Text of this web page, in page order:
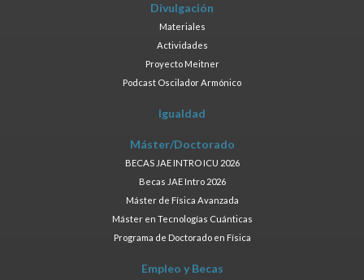
Divulgación
Materiales
Actividades
Proyecto Meitner
Podcast Oscilador Armónico
Igualdad
Máster/Doctorado
BECAS JAE INTRO ICU 2026
Becas JAE Intro 2026
Máster de Física Avanzada
Máster en Tecnologías Cuánticas
Programa de Doctorado en Física
Empleo y Becas